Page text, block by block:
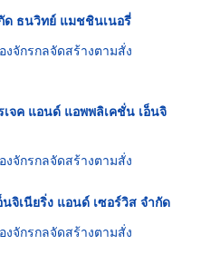
ด ธนวิทย์ แมชชินเนอรี่
งจักรกลจัดสร้างตามสั่ง
เจค แอนด์ แอพพลิเคชั่น เอ็นจิ
งจักรกลจัดสร้างตามสั่ง
นจิเนียริ่ง แอนด์ เซอร์วิส จำกัด
งจักรกลจัดสร้างตามสั่ง